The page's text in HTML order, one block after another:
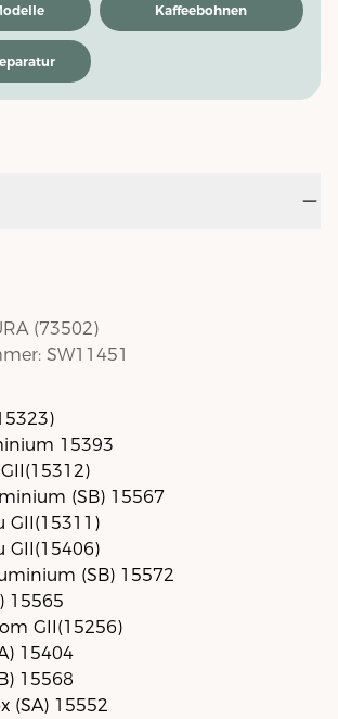
Kaffeebohnen
(73502)
SW11451
15393
(SB) 15567
GII(15311)
GII(15406)
(SB) 15572
15565
GII(15256)
15404
15568
(SA) 15552